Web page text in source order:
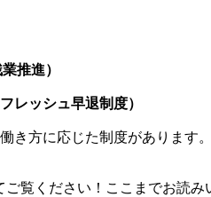
推進）
レッシュ早退制度）
き方に応じた制度があります。
ご覧ください！ここまでお読